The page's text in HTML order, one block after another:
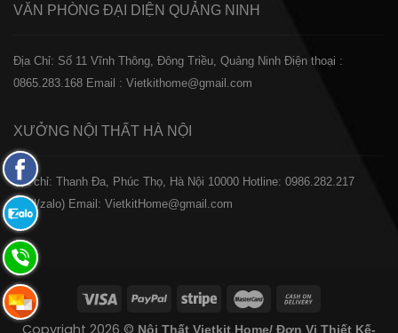
VĂN PHÒNG ĐẠI DIỆN QUẢNG NINH
Địa Chỉ: Số 11 Vĩnh Thông, Đông Triều, Quảng Ninh Điện thoại :
0865.283.168 Email : Vietkithome@gmail.com
XƯỞNG NỘI THẤT HÀ NỘI
️Địa chỉ: Thanh Đa, Phúc Thọ, Hà Nội 10000 Hotline: 0986.282.217
(Call/zalo) Email: VietkitHome@gmail.com
Copyright 2026 © Nội Thất Vietkit Home/ Đơn Vị Thiết Kế-
Fanpage
Facebook
Zalo:
0865.283.168
Hotline:
0865.283.168
Hotline: